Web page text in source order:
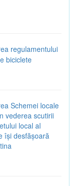
regulamentului
biciclete
Schemei locale
vederea scutirii
local al
își desfășoară